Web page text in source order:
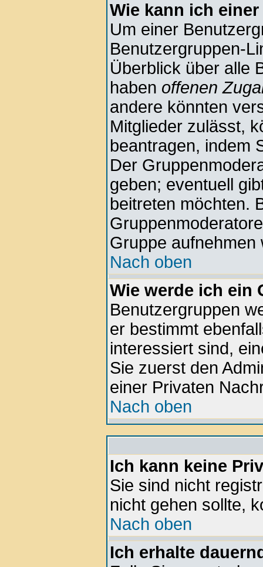
Wie kann ich
Um einer
Benutzergruppen-
Überblick über alle
haben offenen
andere könnten
Mitglieder zulässt,
beantragen, indem
Der
geben; eventuell
beitreten möchten.
Gruppe aufnehmen
Nach oben
Wie werde ich ein
Benutzergruppen
er bestimmt
interessiert sind,
Sie zuerst den
einer Privaten
Nach oben
Ich kann keine
Sie sind nicht
nicht gehen sollte,
Nach oben
Ich erhalte